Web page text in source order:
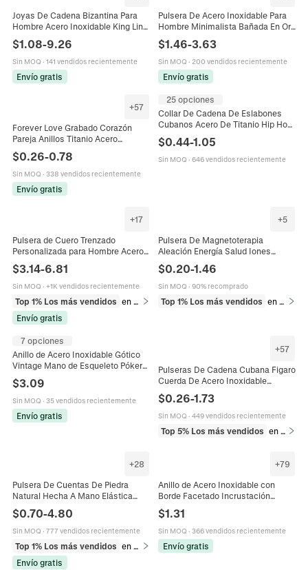
Joyas De Cadena Bizantina Para
Hombre Acero Inoxidable King Link
Hop
$1.08-9.26
Sin MOQ · 141 vendidos recientemente
Envío gratis
Pulsera De Acero Inoxidable Para
Hombre Minimalista Bañada En Oro
Joyería De Moda
$1.46-3.63
Sin MOQ · 200 vendidos recientemente
Envío gratis
+57
Forever Love Grabado Corazón
Pareja Anillos Titanio Acero
Inoxidable Circonia Alianza Joyería
Regalo Hombres Mujeres
$0.26-0.78
Sin MOQ · 338 vendidos recientemente
Envío gratis
25 opciones
Collar De Cadena De Eslabones
Cubanos Acero De Titanio Hip Hop
Hombres Mujeres
$0.44-1.05
Sin MOQ · 646 vendidos recientemente
+17
Pulsera de Cuero Trenzado
Personalizada para Hombre Acero
Inoxidable Multicapa Punk Joyería
de Moda Regalo Para Novio
Hombre
$3.14-6.81
Sin MOQ · +1K vendidos recientemente
Top 1% Los más vendidos
en Pulseras de hombre
Envío gratis
+5
Pulsera De Magnetoterapia
Aleación Energía Salud Iones
Negativos Curación Cadena De
Eslabones Joyería Para Hombres
Accesorio Elegante Ajustable
$0.20-1.46
Sin MOQ · 90% recomprado
Top 1% Los más vendidos en Pulseras
7 opciones
Anillo de Acero Inoxidable Gótico
Vintage Mano de Esqueleto Póker
de Picas para Hombre Retro Punk
Biker Anillo de Juego
$3.09
Sin MOQ · 35 vendidos recientemente
Envío gratis
+57
Pulseras De Cadena Cubana Figaro
Cuerda De Acero Inoxidable
Unisex
$0.26-1.73
Sin MOQ · 449 vendidos recientemente
Top 5% Los más vendidos
+28
Pulsera De Cuentas De Piedra
Natural Hecha A Mano Elástica
Cuentas De Piedra Redondas
Multicapa Joyería Unisex Regalo
$0.70-4.80
Sin MOQ · 777 vendidos recientemente
Top 1% Los más vendidos
en Pulseras de hombre
Envío gratis
+79
Anillo de Acero Inoxidable con
Borde Facetado Incrustación
Multicolor Galaxia Grano de
Madera Anillo de Banda Martillado
para Hombres Mujeres Joyería de
Moda
$1.31
Sin MOQ · 366 vendidos recientemente
Envío gratis